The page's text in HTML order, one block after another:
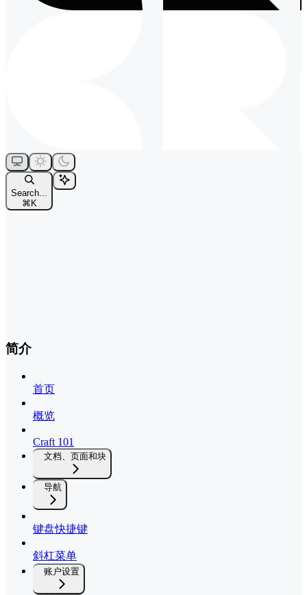
Search...
⌘ K
简介
首页
概览
Craft 101
文档、页面和块
导航
键盘快捷键
斜杠菜单
账户设置